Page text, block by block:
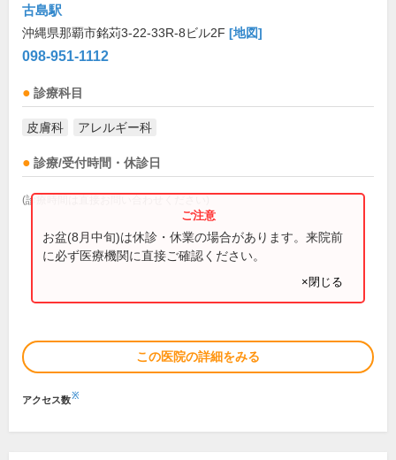
古島駅
沖縄県那覇市銘苅3-22-33R-8ビル2F [地図]
098-951-1112
診療科目
皮膚科 アレルギー科
診療/受付時間・休診日
(診療時間は直接お問い合わせください)
お盆(8月中旬)は休診・休業の場合があります。来院前
に必ず医療機関に直接ご確認ください。
×閉じる
この医院の詳細をみる
アクセス数※